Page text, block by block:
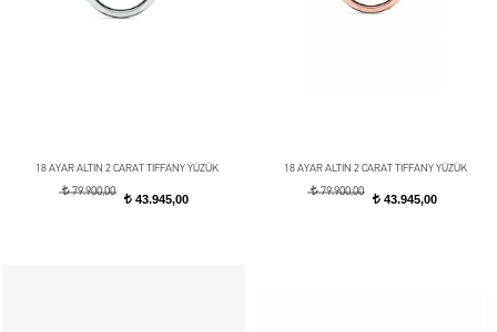
18 AYAR ALTIN 2 CARAT TIFFANY YÜZÜK
t79.900,00
t 43.945,00
18 AYAR ALTIN 2 CARAT TIFFANY YÜZÜK
t79.900,00
t43.945,00